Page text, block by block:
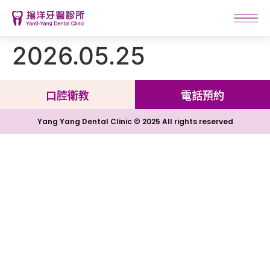
2026.05.25
口腔衛教 電話預約
Yang Yang Dental Clinic © 2025 All rights reserved